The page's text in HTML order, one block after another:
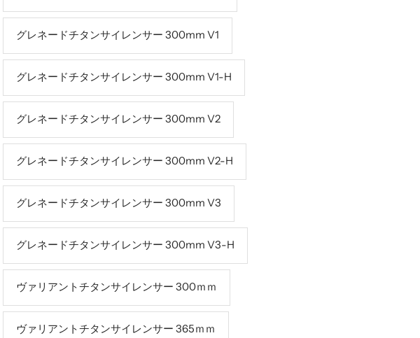
グレネードチタンサイレンサー 300mm V1
グレネードチタンサイレンサー 300mm V1-H
グレネードチタンサイレンサー 300mm V2
グレネードチタンサイレンサー 300mm V2-H
グレネードチタンサイレンサー 300mm V3
グレネードチタンサイレンサー 300mm V3-H
ヴァリアントチタンサイレンサー 300ｍｍ
ヴァリアントチタンサイレンサー 365ｍｍ